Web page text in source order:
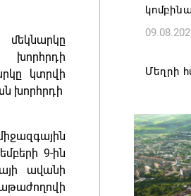
մեկնարկը
կտրվի
խորհրդի
9-ին
ավանի
Մեղրի